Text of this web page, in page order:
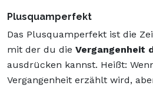
Plusquamperfekt
Das Plusquamperfekt ist die
mit der du die Vergangenheit
ausdrücken kannst. Heißt:
Vergangenheit erzählt wird,